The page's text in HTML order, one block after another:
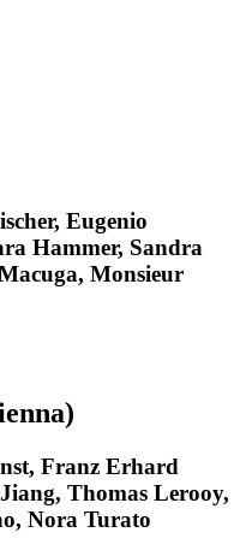
, Eugenio
Hammer, Sandra
Monsieur
, Franz Erhard
Thomas Lerooy,
Nora Turato